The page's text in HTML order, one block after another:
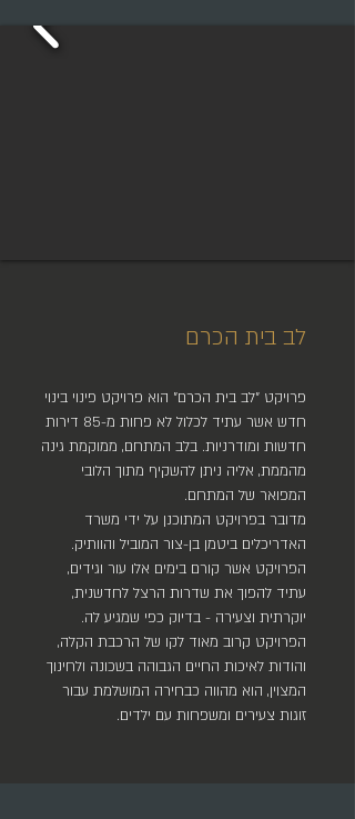
לב בית הכרם
פרויקט "לב בית הכרם" הוא פרויקט פינוי בינוי
חדש אשר עתיד לכלול לא פחות מ-85 דירות
חדשות ומודרניות. בלב המתחם, ממוקמת גינה
מהממת, אליה ניתן להשקיף מתוך הלובי
המפואר של המתחם.
מדובר בפרויקט המתוכנן על ידי משרד
האדריכלים ביטמן בן-צור המוביל והוותיק.
הפרויקט אשר קורם בימים אלו עור וגידים,
עתיד להפוך את שדרות הרצל לחדשנית,
יוקרתית וצעירה - בדיוק כפי שמגיע לה.
הפרויקט קרוב מאוד לקו של הרכבת הקלה,
והודות לאיכות החיים הגבוהה בשכונה ולחינוך
המצוין, הוא מהווה כבחירה המושלמת עבור
זוגות צעירים ומשפחות עם ילדים.